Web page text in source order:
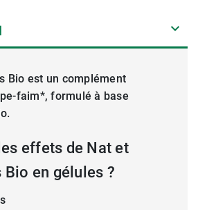
Bio est un complément
faim*, formulé à base
effets de Nat et
Bio en gélules ?